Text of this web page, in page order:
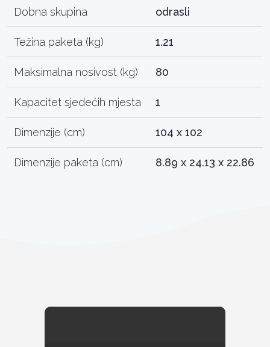
Dobna skupina odrasli
Težina paketa (kg) 1.21
Maksimalna nosivost (kg) 80
Kapacitet sjedećih mjesta 1
Dimenzije (cm) 104 x 102
Dimenzije paketa (cm) 8.89 x 24.13 x 22.86